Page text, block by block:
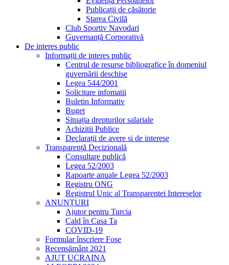
Publicații de căsătorie
Starea Civilă
Club Sportiv Navodari
Guvernanță Corporativă
De interes public
Informații de interes public
Centrul de resurse bibliografice în domeniul
guvernării deschise
Legea 544/2001
Solicitare infomatii
Buletin Informativ
Buget
Situația drepturilor salariale
Achizitii Publice
Declarații de avere si de interese
Transparență Decizională
Consultare publică
Legea 52/2003
Rapoarte anuale Legea 52/2003
Registru ONG
Registrul Unic al Transparentei Intereselor
ANUNȚURI
Ajutor pentru Turcia
Cald în Casa Ta
COVID-19
Formular înscriere Fose
Recensământ 2021
AJUT UCRAINA